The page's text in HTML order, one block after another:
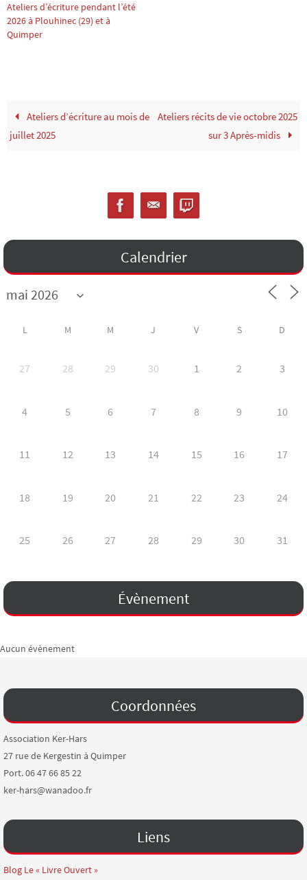
Ateliers d’écriture pendant l’été
2026 à Plouhinec (29) et à
Quimper
Ateliers d’écriture au mois de
juillet 2025
Ateliers récits de vie octobre 2025
sur 3 Après-midis
Calendrier
L M M J V S D
27 28 29 30 1 2 3
4 5 6 7 8 9 10
11 12 13 14 15 16 17
18 19 20 21 22 23 24
25 26 27 28 29 30 31
Évènement
Aucun évènement
Coordonnées
Association Ker-Hars
27 rue de Kergestin à Quimper
Port. 06 47 66 85 22
ker-hars@wanadoo.fr
Liens
Blog Le « Livre Ouvert »